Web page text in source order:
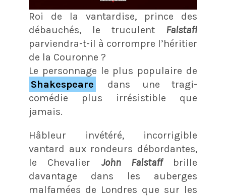
Roi de la vantardise, prince des
débauchés, le truculent Falstaff
parviendra-t-il à corrompre l’héritier
de la Couronne ?
Le personnage le plus populaire de
Shakespeare
dans une tragi-
comédie plus irrésistible que
jamais.
Hâbleur invétéré, incorrigible
vantard aux rondeurs débordantes,
le Chevalier John Falstaffbrille
davantage dans les auberges
malfamées de Londres que sur les